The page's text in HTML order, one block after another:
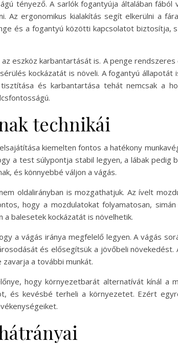
tényező. A sarlók fogantyúja általában
Az ergonomikus kialakítás segít elkerülni a
és a fogantyú közötti kapcsolatot
eszköz karbantartását is. A penge
kockázatát is növeli. A fogantyú
és karbantartása tehát nemcsak a
technikái
kiemelten fontos a hatékony
a test súlypontja stabil legyen, a lábak pedig
és könnyebbé váljon a vágás.
oldalirányban is mozgathatjuk. Az ívelt
hogy a mozdulatokat folyamatosan,
a balesetek kockázatát is növelhetik.
a vágás iránya megfelelő legyen. A vágás
és elősegítsük a jövőbeli
a további munkát.
hogy környezetbarát alternatívát kínál a
és kevésbé terheli a környezetet. Ezért